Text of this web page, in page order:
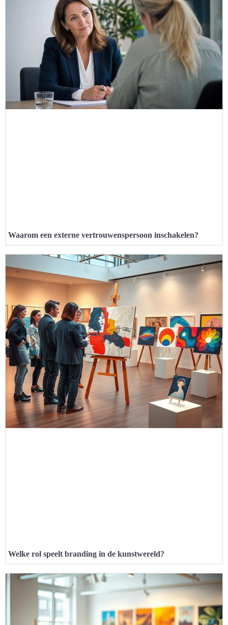
Waarom een externe vertrouwenspersoon inschakelen?
Welke rol speelt branding in de kunstwereld?